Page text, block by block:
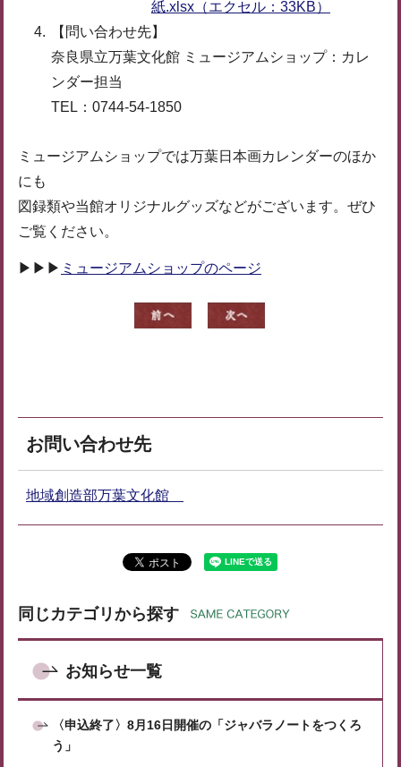
紙.xlsx（エクセル：33KB）
【問い合わせ先】
奈良県立万葉文化館 ミュージアムショップ：カレ
ンダー担当
TEL：0744-54-1850
ミュージアムショップでは万葉日本画カレンダーのほか
にも
図録類や当館オリジナルグッズなどがございます。ぜひ
ご覧ください。
▶▶▶ ミュージアムショップのページ
お問い合わせ先
地域創造部万葉文化館
同じカテゴリから探す
お知らせ一覧
〈申込終了〉8月16日開催の「ジャバラノートをつくろ
う」